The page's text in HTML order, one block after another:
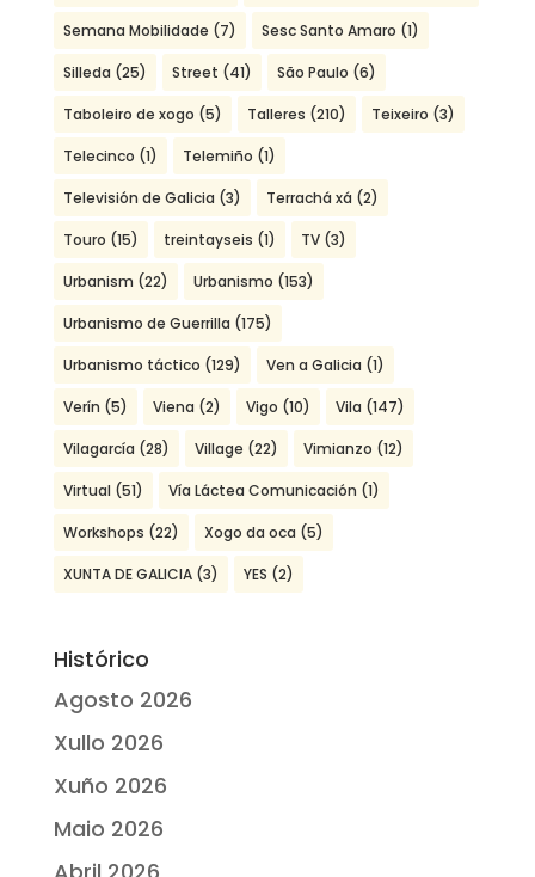
Semana Mobilidade (7) Sesc Santo Amaro (1)
Silleda (25) Street (41) São Paulo (6)
Taboleiro de xogo (5) Talleres (210) Teixeiro (3)
Telecinco (1) Telemiño (1)
Televisión de Galicia (3) Terrachá xá (2)
Touro (15) treintayseis (1) TV(3)
Urbanism (22) Urbanismo (153)
Urbanismo de Guerrilla (175)
Urbanismo táctico (129) Ven a Galicia (1)
Verín (5) Viena (2) Vigo (10) Vila (147)
Vilagarcía (28) Village (22) Vimianzo (12)
Virtual (51) Vía Láctea Comunicación (1)
Workshops (22) Xogo da oca (5)
XUNTA DE GALICIA(3) YES (2)
Histórico
Agosto 2026
Xullo 2026
Xuño 2026
Maio 2026